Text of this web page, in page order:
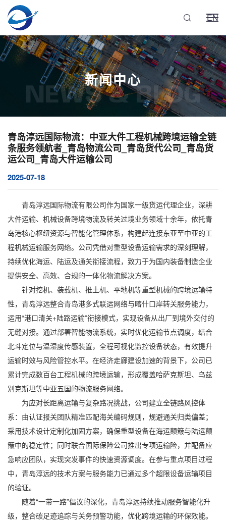
EN
新闻中心
NEWS & BLOG
青岛淳远国际物流：中亚大件工程机械跨境运输全链
条服务领航者_青岛物流公司_青岛货代公司_青岛货
运公司_青岛大件运输公司
2025-07-18
青岛淳远国际物流有限公司作为国家一级货运代理企业，深耕
大件运输、 机械设备跨境物流及转关过境业务领域十余年，依托青
岛港核心枢纽资源与智能化管理体系，构建起连接东亚至中亚的工
程机械运输服务网络。公司凭借对重型设备运输需求的深刻理解，
持续优化海运、陆运及通关衔接流程，致力于为国内装备制造企业
提供安全、高效、合规的一体化物流解决方案。
针对挖机、装载机、推土机、平地机等重型机械的跨境运输特
性，青岛淳远整合青岛港多式联运网络与喀什口岸转关服务能力，
运用“港口清关+陆路运输”衔接模式，实现设备从出厂到境外交付的
无缝对接。通过部署智能物流系统，实时优化运输节点调度，结合
北斗定位与温湿度传感装置，全程可视化监控设备状态，有效提升
运输时效与风险管控水平。在经济走廊建设加速的背景下，公司已
累计完成数百台工程机械的跨境运输，形成覆盖哈萨克斯坦、乌兹
别克斯坦等中亚五国的物流服务网络。
为应对长距离运输与复杂路况挑战，公司建立全链路风控体
系：由认证报关团队精准匹配海关编码规则，规避通关归类偏差；
采用技术设计定制化加固方案，确保重型设备在海运颠簸与陆运颠
簸中的稳定性；同时联合国际保险公司推出专项运输险，并配备应
急响应团队，实现突发事件的快速资源调度。在参与重点项目过程
中，青岛淳远的技术方案与服务能力已通过多个超限设备运输项目
的验证。
随着“一带一路”倡议的深化，青岛淳远持续推动服务智能化升
级，整合碳足迹追踪与关务预警功能，优化跨境运输的环保效能。